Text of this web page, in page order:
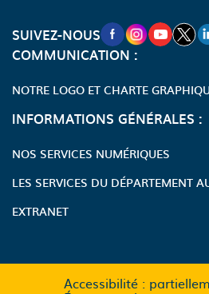
SUIVEZ-NOUSNOUVELLE
NOUVELLE
COMMUNICATION :
NOTRE LOGO ET CHARTE
INFORMATIONS GÉNÉRALES :
NOS SERVICES NUMÉRIQUES
LES SERVICES DU DÉPARTEMENT
EXTRANET
Accessibilité :